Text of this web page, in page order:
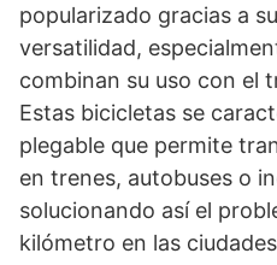
popularizado gracias a
versatilidad,
combinan su uso con el
Estas bicicletas se
plegable que permite
en trenes, autobuses o
solucionando así el
kilómetro en las